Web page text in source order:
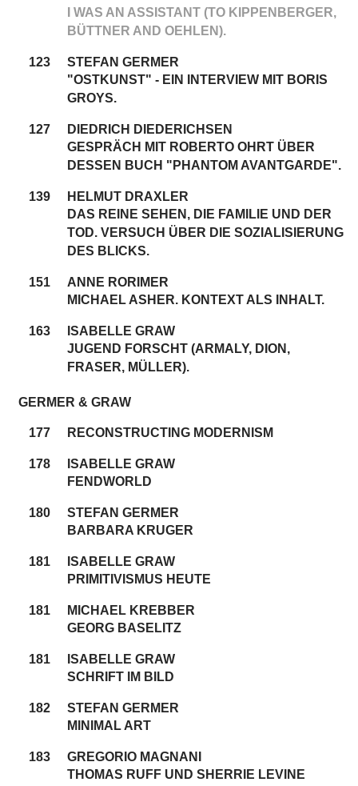
I WAS AN ASSISTANT (TO KIPPENBERGER,
BÜTTNER AND OEHLEN).
123
STEFAN GERMER
"OSTKUNST" - EIN INTERVIEW MIT BORIS
GROYS.
127
DIEDRICH DIEDERICHSEN
GESPRÄCH MIT ROBERTO OHRT ÜBER
DESSEN BUCH "PHANTOM AVANTGARDE".
139
HELMUT DRAXLER
DAS REINE SEHEN, DIE FAMILIE UND DER
TOD. VERSUCH ÜBER DIE SOZIALISIERUNG
DES BLICKS.
151
ANNE RORIMER
MICHAEL ASHER. KONTEXT ALS INHALT.
163
ISABELLE GRAW
JUGEND FORSCHT (ARMALY, DION,
FRASER, MÜLLER).
GERMER & GRAW
177 RECONSTRUCTING MODERNISM
178
ISABELLE GRAW
FENDWORLD
180
STEFAN GERMER
BARBARA KRUGER
181
ISABELLE GRAW
PRIMITIVISMUS HEUTE
181
MICHAEL KREBBER
GEORG BASELITZ
181
ISABELLE GRAW
SCHRIFT IM BILD
182
STEFAN GERMER
MINIMAL ART
183
GREGORIO MAGNANI
THOMAS RUFF UND SHERRIE LEVINE